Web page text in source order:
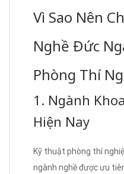
Vì Sao Nên
Nghề Đức
Phòng Thí
1. Ngành
Hiện Nay
Kỹ thuật phòng thí
ngành nghề được ưu